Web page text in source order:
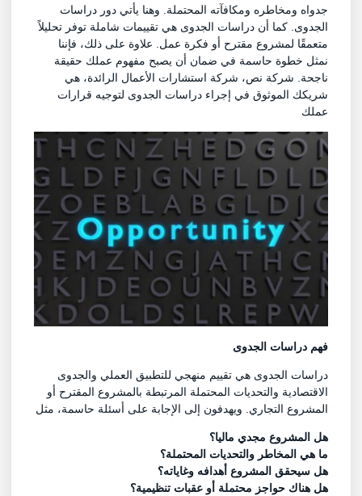
جدواه ومخاطره ومكافآته المحتملة. وهنا يأتي دور دراسات
الجدوى. كما أن دراسات الجدوى هي تقييمات شاملة توفر تحليلاً
متعمقًا لمشروع مقترح أو فكرة عمل. علاوة على ذلك، فإننا
نمثل خطوة حاسمة في ضمان أن يصبح مفهوم عملك حقيقة
ناجحة. شركة نص، شركة استشارات الأعمال الرائدة، هي
شريكك الموثوق في إجراء دراسات الجدوى لتوجيه قرارات
عملك
فهم دراسات الجدوى
دراسات الجدوى هي تقييم منهجي للتطبيق العملي والجدوى
الاقتصادية والتحديات المحتملة المرتبطة بالمشروع المقترح أو
المشروع التجاري. ويهدفون إلى الإجابة على أسئلة حاسمة، مثل
هل المشروع مجدي ماليا؟
ما هي المخاطر والتحديات المحتملة؟
هل سيحقق المشروع أهدافه وغاياته؟
هل هناك حواجز محتملة أو عقبات تنظيمية؟